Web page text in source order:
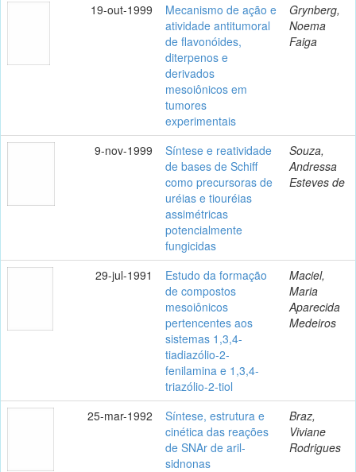
19-out-1999
Mecanismo de ação e
atividade antitumoral
de flavonóides,
diterpenos e
derivados
mesoiônicos em
tumores
experimentais
Grynberg,
Noema
Faiga
9-nov-1999
Síntese e reatividade
de bases de Schiff
como precursoras de
uréias e tiouréias
assimétricas
potencialmente
fungicidas
Souza,
Andressa
Esteves de
29-jul-1991
Estudo da formação
de compostos
mesoiônicos
pertencentes aos
sistemas 1,3,4-
tiadiazólio-2-
fenilamina e 1,3,4-
triazólio-2-tiol
Maciel,
Maria
Aparecida
Medeiros
25-mar-1992
Síntese, estrutura e
cinética das reações
de SNAr de aril-
sidnonas
Braz,
Viviane
Rodrigues